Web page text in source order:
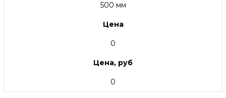
500 мм
Цена
0
Цена, руб
0